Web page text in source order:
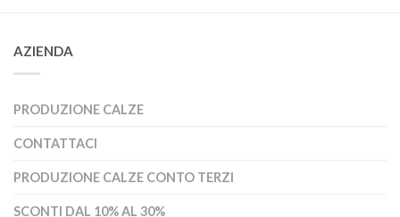
AZIENDA
PRODUZIONE CALZE
CONTATTACI
PRODUZIONE CALZE CONTO TERZI
SCONTI DAL 10% AL 30%